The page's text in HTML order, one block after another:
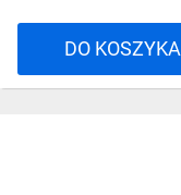
DO KOSZYKA